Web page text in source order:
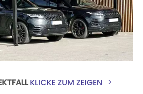
KLICKE ZUM ZEIGEN 